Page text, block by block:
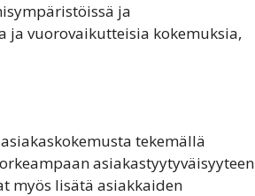
ja
ja vuorovaikutteisia kokemuksia,
tekemällä
asiakastyytyväisyyteen
myös lisätä asiakkaiden